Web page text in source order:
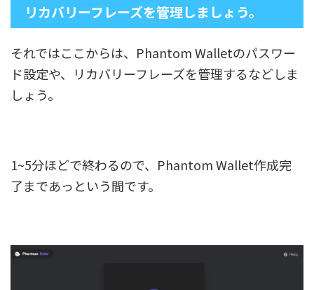
リカバリーフレーズを管理しましょう。
それではここからは、Phantom Walletのパスワー
ド設定や、リカバリーフレーズを管理するなどしま
しょう。
1~5分ほどで終わるので、Phantom Wallet作成完
了まであっという間です。